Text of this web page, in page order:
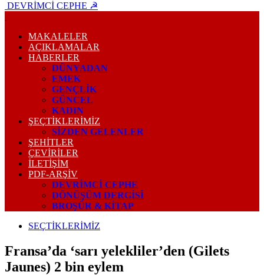
DEVRİMCİ CEPHE ☭
MAKALELER
AÇIKLAMALAR
HABERLER
DÜNYADAN
EMEK
GENÇLİK
GÜNCEL
KADIN
ŞEÇTİKLERİMİZ
SİZDEN GELENLER
ŞEHİTLER
ÇEVİRİLER
İLETİŞİM
PDF-ARŞIV
DEVRIMCI CEPHE
DÖNÜŞÜM DERGISI
BROŞÜR & KİTAP
SEÇTİKLERİMİZ
Fransa’da ‘sarı yelekliler’den (Gilets
Jaunes) 2 bin eylem